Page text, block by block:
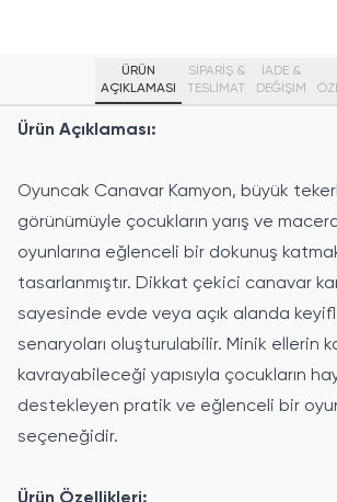
ÜRÜN
AÇIKLAMASI
SİPARİŞ &
TESLİMAT
İADE &
DEĞİŞİM
Ürün Açıklaması:
Oyuncak Canavar Kamyon, büyük
görünümüyle çocukların yarış ve
oyunlarına eğlenceli bir dokunuş
tasarlanmıştır. Dikkat çekici canavar
sayesinde evde veya açık alanda
senaryoları oluşturulabilir. Minik ellerin
kavrayabileceği yapısıyla çocukların
destekleyen pratik ve eğlenceli bir
seçeneğidir.
Ürün Özellikleri: